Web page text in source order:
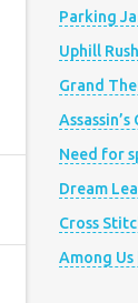
Parking
Uphill
Grand
Need for
Dream
Cross
Among